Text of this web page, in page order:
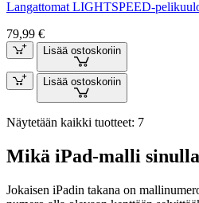
Langattomat LIGHTSPEED-
79,99 €
Lisää ostoskoriin
Lisää ostoskoriin
Näytetään kaikki tuotteet: 7
Mikä iPad-malli
Jokaisen iPadin takana on